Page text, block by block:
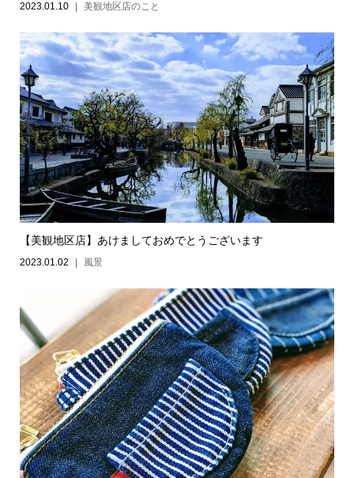
2023.01.10 美観地区店のこと
【美観地区店】あけましておめでとうございます
2023.01.02 風景